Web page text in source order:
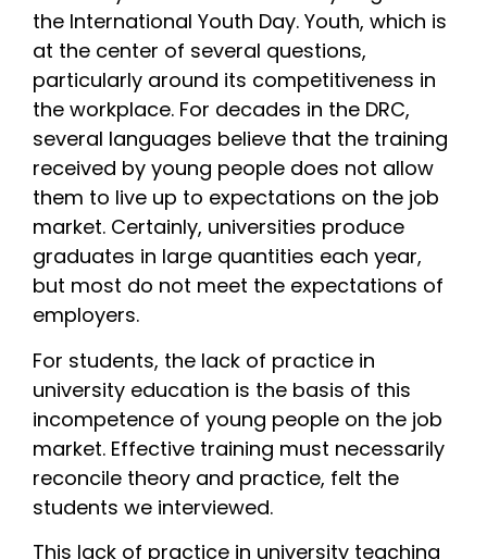
the International Youth Day. Youth, which is
at the center of several questions,
particularly around its competitiveness in
the workplace. For decades in the DRC,
several languages ​​believe that the training
received by young people does not allow
them to live up to expectations on the job
market. Certainly, universities produce
graduates in large quantities each year,
but most do not meet the expectations of
employers.
For students, the lack of practice in
university education is the basis of this
incompetence of young people on the job
market. Effective training must necessarily
reconcile theory and practice, felt the
students we interviewed.
This lack of practice in university teaching